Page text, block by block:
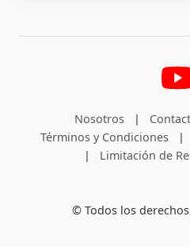
Nosotros |
Términos y Condiciones
|
|
Limitación de
© Todos los